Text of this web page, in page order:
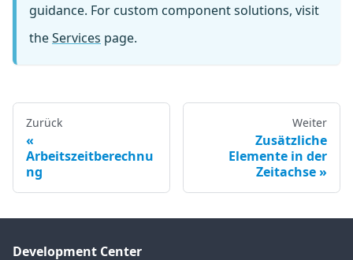
guidance. For custom component solutions, visit
theServices page.
Zurück
Arbeitszeitberechnu
ng
Weiter
Zusätzliche
Elemente in der
Zeitachse
Development Center